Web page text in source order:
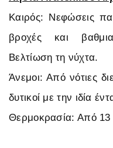
Καιρός: Νεφώσεις
βροχές και
Βελτίωση τη νύχτα.
Άνεμοι: Από νότιες
δυτικοί με την ιδία
Θερμοκρασία: Από 13